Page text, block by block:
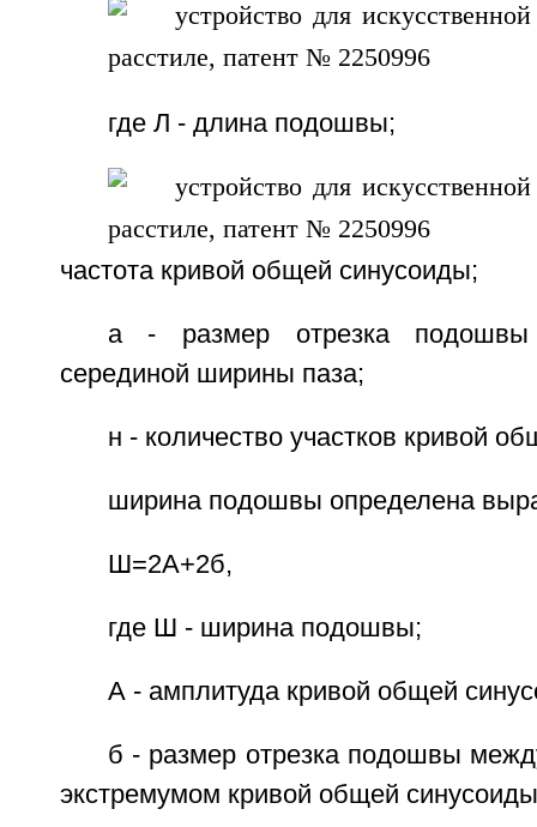
где Л - длина подошвы;
частота кривой общей синусоиды;
а - размер отрезка
серединой ширины паза;
н - количество участков кривой
ширина подошвы определена
Ш=2А+2б,
где Ш - ширина подошвы;
А - амплитуда кривой общей
б - размер отрезка подошвы
экстремумом кривой общей